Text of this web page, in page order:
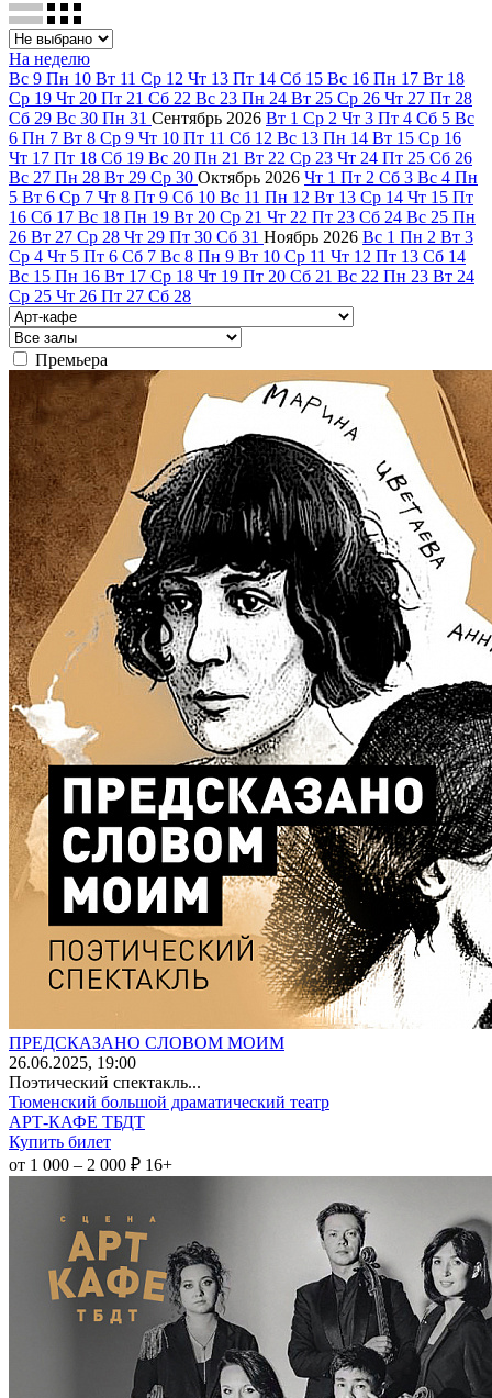
На неделю
Вс 9 Пн 10 Вт 11 Ср 12 Чт 13 Пт 14 Сб 15 Вс 16 Пн 17 Вт 18
Ср 19 Чт 20 Пт 21 Сб 22 Вс 23 Пн 24 Вт 25 Ср 26 Чт 27 Пт 28
Сб 29 Вс 30 Пн 31 Сентябрь 2026 Вт 1 Ср 2 Чт 3 Пт 4 Сб 5 Вс
6 Пн 7 Вт 8 Ср 9 Чт 10 Пт 11 Сб 12 Вс 13 Пн 14 Вт 15 Ср 16
Чт 17 Пт 18 Сб 19 Вс 20 Пн 21 Вт 22 Ср 23 Чт 24 Пт 25 Сб 26
Вс 27 Пн 28 Вт 29 Ср 30 Октябрь 2026 Чт 1 Пт 2 Сб 3 Вс 4 Пн
5 Вт 6 Ср 7 Чт 8 Пт 9 Сб 10 Вс 11 Пн 12 Вт 13 Ср 14 Чт 15 Пт
16 Сб 17 Вс 18 Пн 19 Вт 20 Ср 21 Чт 22 Пт 23 Сб 24 Вс 25 Пн
26 Вт 27 Ср 28 Чт 29 Пт 30 Сб 31 Ноябрь 2026 Вс 1 Пн 2 Вт 3
Ср 4 Чт 5 Пт 6 Сб 7 Вс 8 Пн 9 Вт 10 Ср 11 Чт 12 Пт 13 Сб 14
Вс 15 Пн 16 Вт 17 Ср 18 Чт 19 Пт 20 Сб 21 Вс 22 Пн 23 Вт 24
Ср 25 Чт 26 Пт 27 Сб 28
Премьера
ПРЕДСКАЗАНО СЛОВОМ МОИМ
26.06.2025, 19:00
Поэтический спектакль...
Тюменский большой драматический театр
АРТ-КАФЕ ТБДТ
Купить билет
от 1 000 – 2 000 ₽ 16+